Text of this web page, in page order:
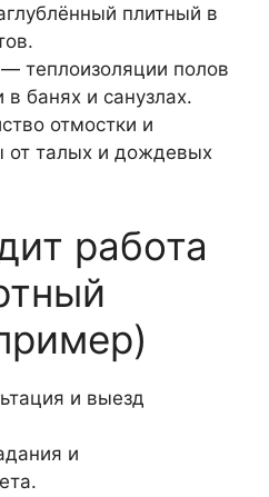
плитный в
теплоизоляции полов
банях и санузлах.
отмостки и
талых и дождевых
работа
и выезд
и